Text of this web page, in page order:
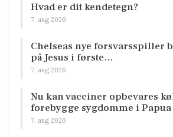
Hvad er dit kendetegn?
7. aug 2026
Chelseas nye forsvarsspiller
på Jesus i første…
7. aug 2026
Nu kan vacciner opbevares
forebygge sygdomme i
7. aug 2026